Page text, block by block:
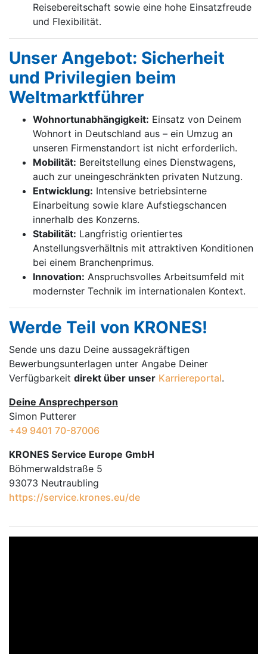
Reisebereitschaft sowie eine hohe Einsatzfreude
und Flexibilität.
Unser Angebot: Sicherheit
und Privilegien beim
Weltmarktführer
Wohnortunabhängigkeit: Einsatz von Deinem
Wohnort in Deutschland aus – ein Umzug an
unseren Firmenstandort ist nicht erforderlich.
Mobilität: Bereitstellung eines Dienstwagens,
auch zur uneingeschränkten privaten Nutzung.
Entwicklung: Intensive betriebsinterne
Einarbeitung sowie klare Aufstiegschancen
innerhalb des Konzerns.
Stabilität: Langfristig orientiertes
Anstellungsverhältnis mit attraktiven Konditionen
bei einem Branchenprimus.
Innovation: Anspruchsvolles Arbeitsumfeld mit
modernster Technik im internationalen Kontext.
Werde Teil von KRONES!
Sende uns dazu Deine aussage­kräftigen
Bewerbungsunterlagen unter Angabe Deiner
Verfügbarkeit direkt über unser Karriereportal.
Deine Ansprechperson
Simon Putterer
+49 9401 70-87006
KRONES Service Europe GmbH
Böhmerwaldstraße 5
93073 Neutraubling
https://service.krones.eu/de